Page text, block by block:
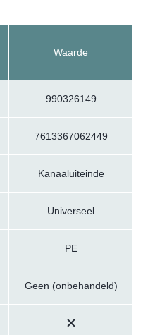
Waarde
990326149
7613367062449
Kanaaluiteinde
Universeel
PE
Geen (onbehandeld)